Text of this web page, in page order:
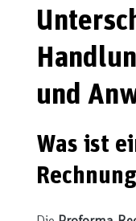
und
Was ist